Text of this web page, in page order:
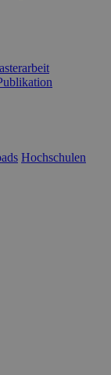
Hochschulen